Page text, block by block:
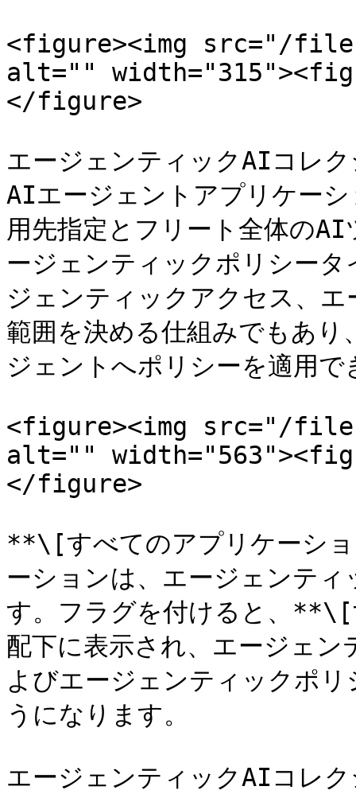
<figure><img src="/files/
alt=""
</figure>
エージェンティックAIコレ
AIエージェントアプリケー
用先指定とフリート全体の
ージェンティックポリシー
ジェンティックアクセス、
範囲を決める仕組みでもあ
ジェントへポリシーを適用で
<figure><img src="/
alt=""
</figure>
**\[すべてのアプリケーシ
ーションは、エージェンテ
す。フラグを付けると、
配下に表示され、エージェ
よびエージェンティックポ
うになります。
エージェンティックAIコレ